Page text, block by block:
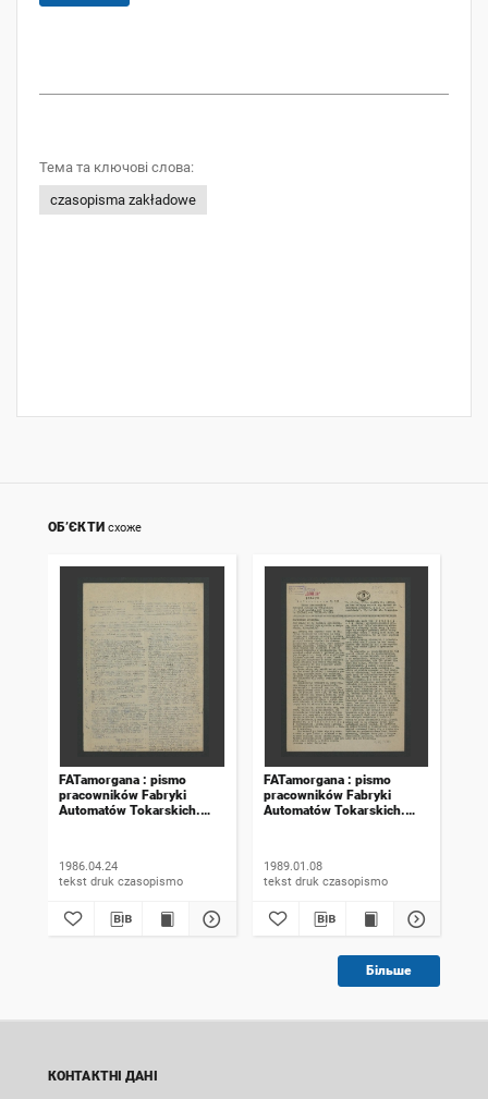
Тема та ключові слова:
czasopisma zakładowe
ОБ’ЄКТИ схоже
FATamorgana : pismo
pracowników Fabryki
Automatów Tokarskich.
1986.04.24
tekst druk czasopismo
FATamorgana : pismo
pracowników Fabryki
Automatów Tokarskich.
1989.01.08
tekst druk czasopismo
Більше
КОНТАКТНІ ДАНІ